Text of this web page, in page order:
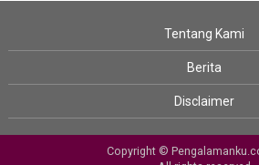
Tentang Kami
Berita
Disclaimer
Copyright ©